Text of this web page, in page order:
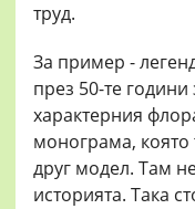
труд.
За пример -
през 50-те
характерния
монограма, която
друг модел. Там
историята. Така